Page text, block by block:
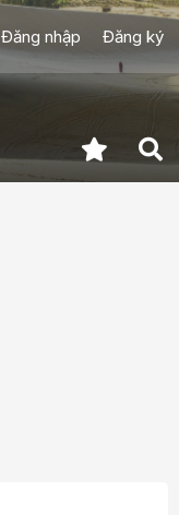
Đăng nhập Đăng ký